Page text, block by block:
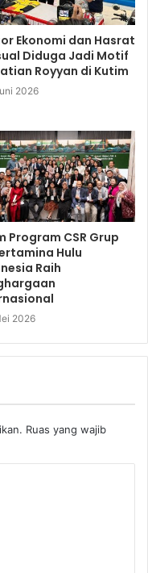
Ekonomi dan Hasrat
Diduga Jadi Motif
Royyan di Kutim
2026
Program CSR Grup
Hulu
Raih
2026
Ruas yang wajib